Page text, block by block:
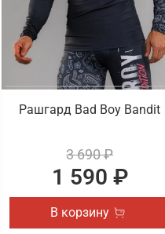
Рашгард Bad Boy Bandit
3 690 ₽
1 590 ₽
В корзину